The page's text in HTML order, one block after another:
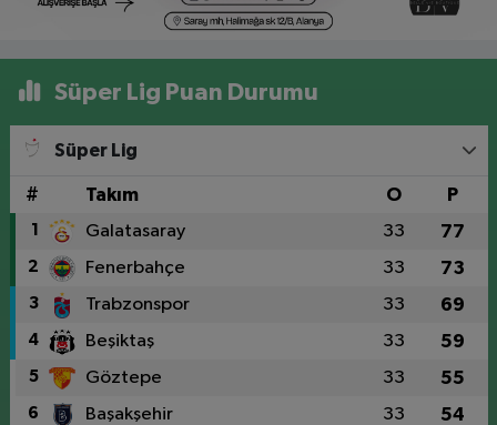
Süper Lig Puan Durumu
Süper Lig
# Takım O P
1 Galatasaray 33 77
2 Fenerbahçe 33 73
3 Trabzonspor 33 69
4 Beşiktaş 33 59
5 Göztepe 33 55
6 Başakşehir 33 54